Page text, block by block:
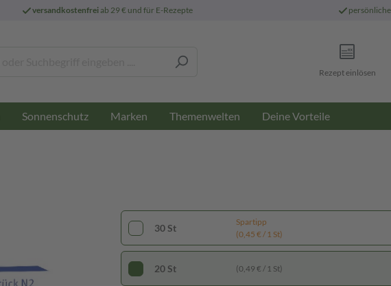
versandkostenfreiab 29 € und für E-Rezepte persönliche
Rezept einlösen
Sonnenschutz Marken Themenwelten Deine Vorteile
30 St
Spartipp
(0,45 € / 1 St)
20 St (0,49 € / 1 St)